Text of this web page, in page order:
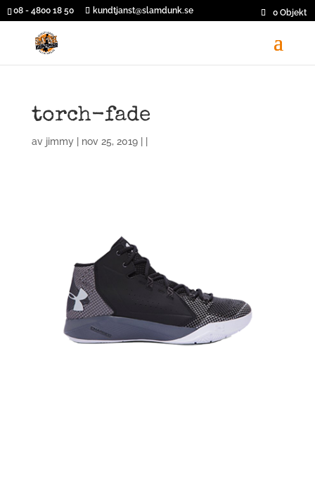
08 - 4800 18 50 kundtjanst@slamdunk.se 0 Objekt
torch-fade
av jimmy| nov 25, 2019 | |